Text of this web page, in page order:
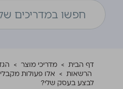
דף הבית > מדריכי מוצר >
הרשאות > אלו פעולות
לבצע בעסק שלי?